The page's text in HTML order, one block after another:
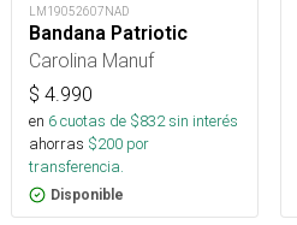
LM19052607NAD
Bandana Patriotic
Carolina Manuf
$ 4.990
en 6cuotas de $832sin interés
ahorras $200 por
transferencia.
Disponible